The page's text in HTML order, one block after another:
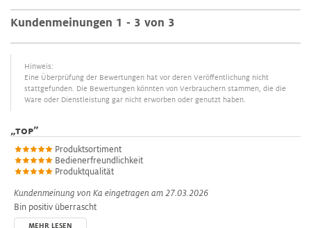
Kundenmeinungen 1 - 3 von 3
Hinweis:
Eine Überprüfung der Bewertungen hat vor deren Veröffentlichung nicht
stattgefunden. Die Bewertungen könnten von Verbrauchern stammen, die die
Ware oder Dienstleistung gar nicht erworben oder genutzt haben.
„top”
Produktsortiment
Bedienerfreundlichkeit
Produktqualität
Kundenmeinung von Ka eingetragen am 27.03.2026
Bin positiv überrascht
MEHR LESEN